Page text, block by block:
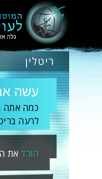
ריטלין
עשה
כמה אתה
לרעה
הורד את